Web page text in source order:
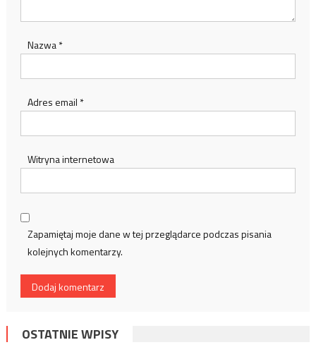
Nazwa*
Adres email *
Witryna internetowa
Zapamiętaj moje dane w tej przeglądarce podczas pisania
kolejnych komentarzy.
OSTATNIE WPISY